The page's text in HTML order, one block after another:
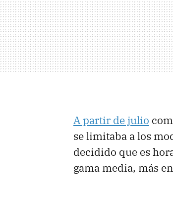
A partir de julio
se limitaba a los
decidido que es
gama media, más